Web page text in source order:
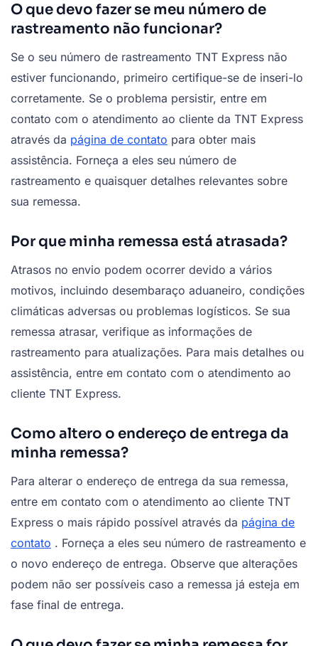
O que devo fazer se meu número de
rastreamento não funcionar?
Se o seu número de rastreamento TNT Express não
estiver funcionando, primeiro certifique-se de inseri-lo
corretamente. Se o problema persistir, entre em
contato com o atendimento ao cliente da TNT Express
através da página de contato para obter mais
assistência. Forneça a eles seu número de
rastreamento e quaisquer detalhes relevantes sobre
sua remessa.
Por que minha remessa está atrasada?
Atrasos no envio podem ocorrer devido a vários
motivos, incluindo desembaraço aduaneiro, condições
climáticas adversas ou problemas logísticos. Se sua
remessa atrasar, verifique as informações de
rastreamento para atualizações. Para mais detalhes ou
assistência, entre em contato com o atendimento ao
cliente TNT Express.
Como altero o endereço de entrega da
minha remessa?
Para alterar o endereço de entrega da sua remessa,
entre em contato com o atendimento ao cliente TNT
Express o mais rápido possível através da página de
contato . Forneça a eles seu número de rastreamento e
o novo endereço de entrega. Observe que alterações
podem não ser possíveis caso a remessa já esteja em
fase final de entrega.